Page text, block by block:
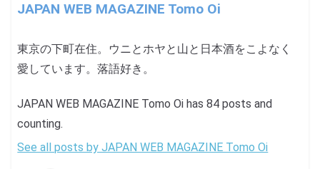
JAPAN WEB MAGAZINE Tomo Oi
東京の下町在住。ウニとホヤと山と日本酒をこよなく
愛しています。落語好き。
JAPAN WEB MAGAZINE Tomo Oi has 84 posts and
counting.
See all posts by JAPAN WEB MAGAZINE Tomo Oi